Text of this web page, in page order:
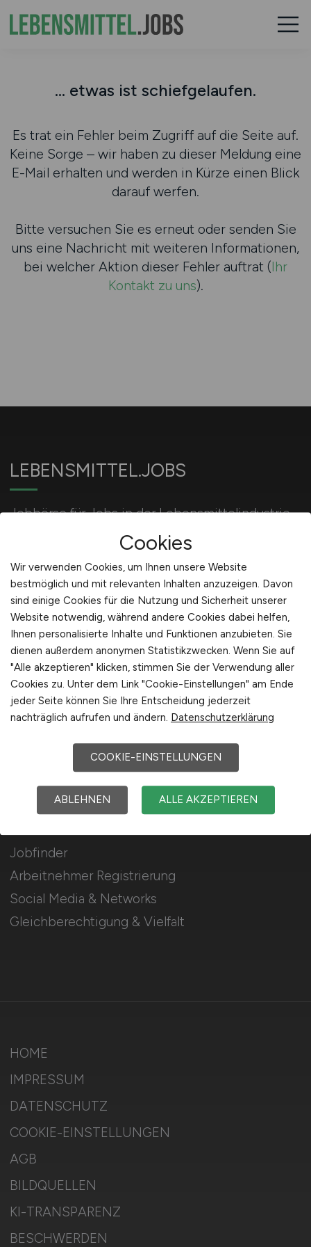
... etwas ist schiefgelaufen.
Es trat ein Fehler beim Zugriff auf die Seite auf.
Keine Sorge – wir haben zu dieser Meldung eine
E-Mail erhalten und werden in Kürze einen Blick
darauf werfen.
Bitte versuchen Sie es erneut oder senden Sie
uns eine Nachricht mit weiteren Informationen,
bei welcher Aktion dieser Fehler auftrat (Ihr
Kontakt zu uns).
LEBENSMITTEL.JOBS
Jobbörse für Jobs in der Lebensmittelindustrie
und Ernährungsindustrie.
Für Arbeitnehmer
Jobfinder
Arbeitnehmer Registrierung
Social Media & Networks
Gleichberechtigung & Vielfalt
Für Arbeitgeber
Stellenanzeigen schalten
Mediadaten & Konditionen
Arbeitgeber Seite
Arbeitgeber Kontakt
Karrierenetzwerk
HOME
IMPRESSUM
DATENSCHUTZ
COOKIE-EINSTELLUNGEN
AGB
BILDQUELLEN
KI-TRANSPARENZ
BESCHWERDEN
Cookies
Wir verwenden Cookies, um Ihnen unsere Website
bestmöglich und mit relevanten Inhalten anzuzeigen. Davon
sind einige Cookies für die Nutzung und Sicherheit unserer
Website notwendig, während andere Cookies dabei helfen,
Ihnen personalisierte Inhalte und Funktionen anzubieten. Sie
dienen außerdem anonymen Statistikzwecken. Wenn Sie auf
"Alle akzeptieren" klicken, stimmen Sie der Verwendung aller
Cookies zu. Unter dem Link "Cookie-Einstellungen" am Ende
jeder Seite können Sie Ihre Entscheidung jederzeit
nachträglich aufrufen und ändern. Datenschutzerklärung
COOKIE-EINSTELLUNGEN
ABLEHNEN ALLE AKZEPTIEREN